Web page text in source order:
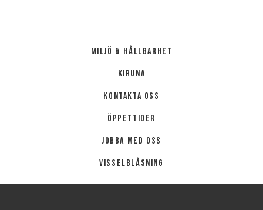
Festarrangemang
Skräddarsydda program
Tipi-event
WELLNESS
LOKALA EVENT
Miljö & hållbarhet
Kiruna
Kontakta oss
Öppettider
Jobba med oss
Visselblåsning